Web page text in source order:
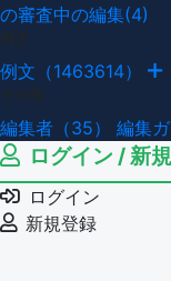
の審査中の編集(4)
例文（1463614）
編集者（35） 編集
ログイン / 新
ログイン
新規登録